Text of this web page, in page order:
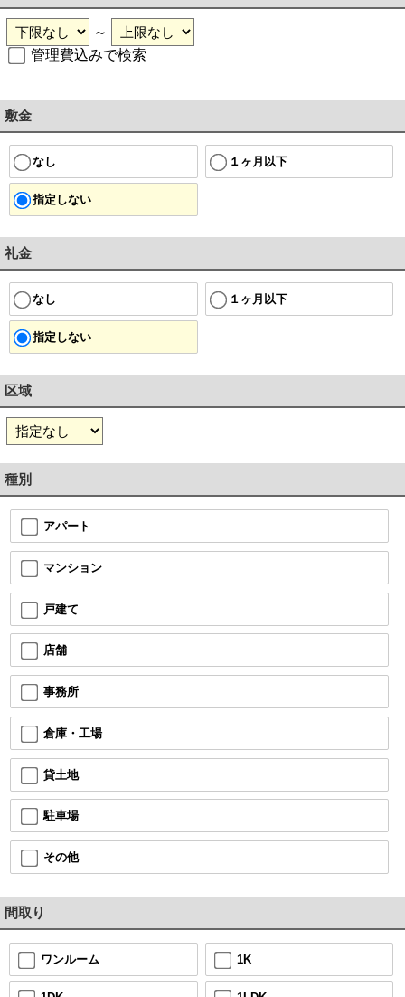
～
管理費込みで検索
敷金
なし １ヶ月以下
指定しない
礼金
なし １ヶ月以下
指定しない
区域
種別
アパート
マンション
戸建て
店舗
事務所
倉庫・工場
貸土地
駐車場
その他
間取り
ワンルーム 1K